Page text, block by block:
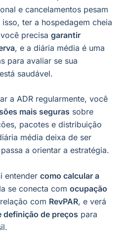
e cancelamentos pesam
ter a hospedagem cheia
precisa garantir
, e a diária média é uma
para avaliar se sua
saudável.
a ADR regularmente, você
mais seguras sobre
pacotes e distribuição
média deixa de ser
a orientar a estratégia.
entender como calcular a
se conecta com ocupação
com RevPAR, e verá
definição de preços para